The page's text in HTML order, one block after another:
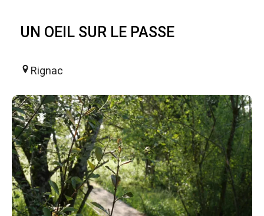
UN OEIL SUR LE PASSE
Rignac